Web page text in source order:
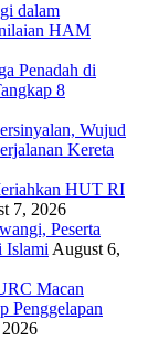
dalam
HAM
Penadah di
8
Wujud
Kereta
HUT RI
7, 2026
Peserta
Islami August 6,
Macan
Penggelapan